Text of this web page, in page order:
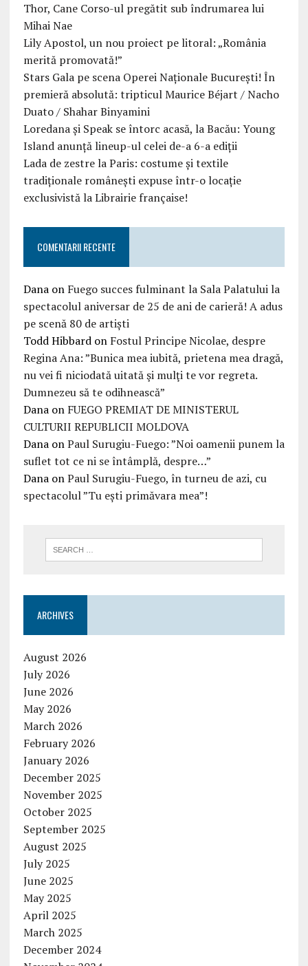
Thor, Cane Corso-ul pregătit sub îndrumarea lui
Mihai Nae
Lily Apostol, un nou proiect pe litoral: „România
merită promovată!”
Stars Gala pe scena Operei Naționale București! În
premieră absolută: tripticul Maurice Béjart / Nacho
Duato / Shahar Binyamini
Loredana și Speak se întorc acasă, la Bacău: Young
Island anunță lineup-ul celei de-a 6-a ediții
Lada de zestre la Paris: costume și textile
tradiționale românești expuse într-o locație
exclusivistă la Librairie française!
COMENTARII RECENTE
Danaon Fuego succes fulminant la Sala Palatului la
spectacolul aniversar de 25 de ani de carieră! A adus
pe scenă 80 de artiști
Todd Hibbardon Fostul Principe Nicolae, despre
Regina Ana: ”Bunica mea iubită, prietena mea dragă,
nu vei fi niciodată uitată şi mulţi te vor regreta.
Dumnezeu să te odihnească”
Danaon FUEGO PREMIAT DE MINISTERUL
CULTURII REPUBLICII MOLDOVA
DanaonPaul Surugiu-Fuego: ”Noi oamenii punem la
suflet tot ce ni se întâmplă, despre…”
DanaonPaul Surugiu-Fuego, în turneu de azi, cu
spectacolul ”Tu ești primăvara mea”!
ARCHIVES
August 2026
July 2026
June 2026
May 2026
March 2026
February 2026
January 2026
December 2025
November 2025
October 2025
September 2025
August 2025
July 2025
June 2025
May 2025
April 2025
March 2025
December 2024